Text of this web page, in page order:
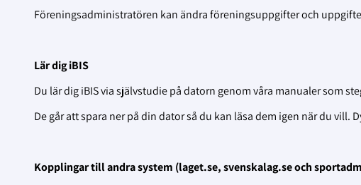
Föreningsadministratören kan ändra föreningsuppgifter och
Lär dig iBIS
Du lär dig iBIS via självstudie på datorn genom våra manualer som
De går att spara ner på din dator så du kan läsa dem igen när du vill.
Kopplingar till andra system (laget.se, svenskalag.se och